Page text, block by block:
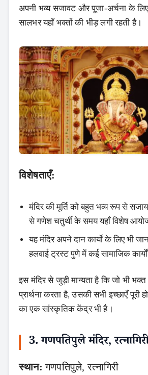
अपनी भव्य सजावट और पूजा-अर्चना के लिए
सालभर यहाँ भक्तों की भीड़ लगी रहती है।
विशेषताएँ:
मंदिर की मूर्ति को बहुत भव्य रूप से
से गणेश चतुर्थी के समय यहाँ विशेष
यह मंदिर अपने दान कार्यों के लिए भी
हलवाई ट्रस्ट पुणे में कई सामाजिक
इस मंदिर से जुड़ी मान्यता है कि जो भी
प्रार्थना करता है, उसकी सभी इच्छाएँ पूरी
का एक सांस्कृतिक केंद्र भी है।
3. गणपतिपुले मंदिर,
स्थान: गणपतिपुले, रत्नागिरी